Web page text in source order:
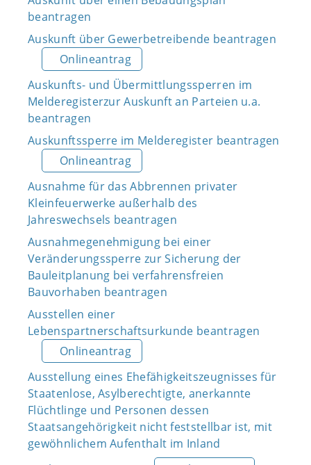
beantragen
Auskunft über Gewerbetreibende beantragen
Onlineantrag
Auskunfts- und Übermittlungssperren im
Melderegisterzur Auskunft an Parteien u.a.
beantragen
Auskunftssperre im Melderegister beantragen
Onlineantrag
Ausnahme für das Abbrennen privater
Kleinfeuerwerke außerhalb des
Jahreswechsels beantragen
Ausnahmegenehmigung bei einer
Veränderungssperre zur Sicherung der
Bauleitplanung bei verfahrensfreien
Bauvorhaben beantragen
Ausstellen einer
Lebenspartnerschaftsurkunde beantragen
Onlineantrag
Ausstellung eines Ehefähigkeitszeugnisses für
Staatenlose, Asylberechtigte, anerkannte
Flüchtlinge und Personen dessen
Staatsangehörigkeit nicht feststellbar ist, mit
gewöhnlichem Aufenthalt im Inland